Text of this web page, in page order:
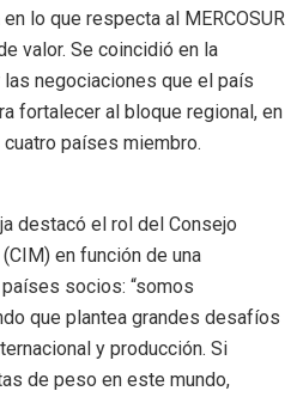
lo que respecta al MERCOSUR
valor. Se coincidió en la
negociaciones que el país
fortalecer al bloque regional, en
países miembro.
destacó el rol del Consejo
en función de una
socios: “somos
que plantea grandes desafíos
y producción. Si
de peso en este mundo,